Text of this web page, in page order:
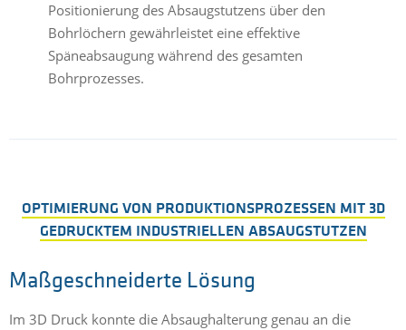
Positionierung des Absaugstutzens über den
Bohrlöchern gewährleistet eine effektive
Späneabsaugung während des gesamten
Bohrprozesses.
OPTIMIERUNG VON PRODUKTIONSPROZESSEN MIT 3D
GEDRUCKTEM INDUSTRIELLEN ABSAUGSTUTZEN
Maßgeschneiderte Lösung
Im 3D Druck konnte die Absaughalterung genau an die